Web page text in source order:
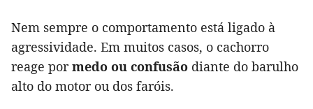
Nem sempre o comportamento está ligado à
agressividade. Em muitos casos, o cachorro
reage pormedo ou confusão diante do barulho
alto do motor ou dos faróis.